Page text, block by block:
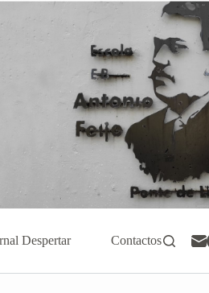
Despertar Contactos